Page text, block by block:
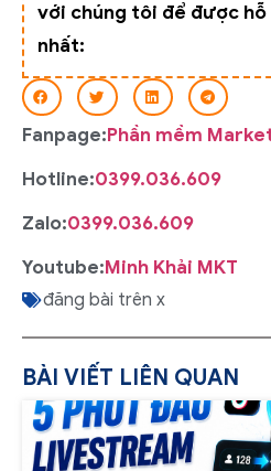
với chúng tôi để được hỗ
nhất:
Fanpage:Phần mềm
Hotline:0399.036.609
Zalo:0399.036.609
Youtube:Minh Khải MKT
đăng bài trên x
BÀI VIẾT LIÊN QUAN